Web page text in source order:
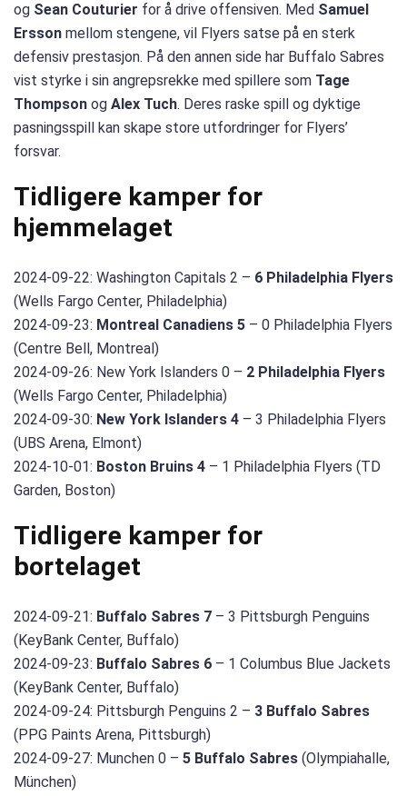
og Sean Couturier for å drive offensiven. Med Samuel
Ersson mellom stengene, vil Flyers satse på en sterk
defensiv prestasjon. På den annen side har Buffalo Sabres
vist styrke i sin angrepsrekke med spillere som Tage
Thompson og Alex Tuch. Deres raske spill og dyktige
pasningsspill kan skape store utfordringer for Flyers’
forsvar.
Tidligere kamper for
hjemmelaget
2024-09-22: Washington Capitals 2 – 6 Philadelphia Flyers
(Wells Fargo Center, Philadelphia)
2024-09-23: Montreal Canadiens 5 – 0 Philadelphia Flyers
(Centre Bell, Montreal)
2024-09-26: New York Islanders 0 – 2 Philadelphia Flyers
(Wells Fargo Center, Philadelphia)
2024-09-30: New York Islanders 4 – 3 Philadelphia Flyers
(UBS Arena, Elmont)
2024-10-01: Boston Bruins 4 – 1 Philadelphia Flyers (TD
Garden, Boston)
Tidligere kamper for
bortelaget
2024-09-21: Buffalo Sabres 7 – 3 Pittsburgh Penguins
(KeyBank Center, Buffalo)
2024-09-23: Buffalo Sabres 6 – 1 Columbus Blue Jackets
(KeyBank Center, Buffalo)
2024-09-24: Pittsburgh Penguins 2 – 3 Buffalo Sabres
(PPG Paints Arena, Pittsburgh)
2024-09-27: Munchen 0 – 5 Buffalo Sabres (Olympiahalle,
München)